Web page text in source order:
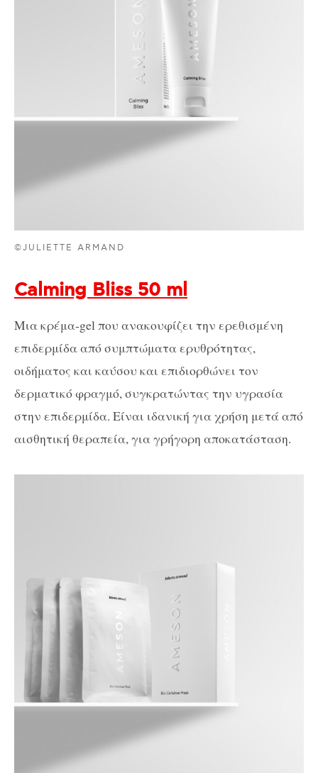
©JULIETTE ARMAND
Calming Bliss 50 ml
Μια κρέμα-gel που ανακουφίζει την ερεθισμένη
επιδερμίδα από συμπτώματα ερυθρότητας,
οιδήματος και καύσου και επιδιορθώνει τον
δερματικό φραγμό, συγκρατώντας την υγρασία
στην επιδερμίδα. Είναι ιδανική για χρήση μετά από
αισθητική θεραπεία, για γρήγορη αποκατάσταση.